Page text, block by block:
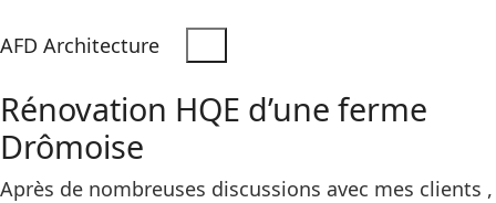
AFD Architecture
Rénovation HQE d’une ferme
Drômoise
Après de nombreuses discussions avec mes clients ,